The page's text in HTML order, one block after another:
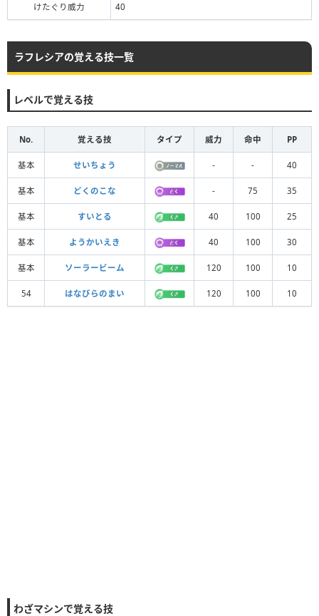
けたぐり威力 40
ラフレシアの覚える技一覧
レベルで覚える技
No. 覚える技 タイプ 威力 命中 PP
基本 せいちょう - - 40
基本 どくのこな - 75 35
基本 すいとる 40 100 25
基本 ようかいえき 40 100 30
基本 ソーラービーム 120 100 10
54 はなびらのまい 120 100 10
わざマシンで覚える技